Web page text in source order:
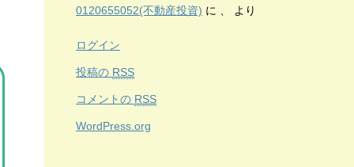
0120655052(不動産投資) に 、 より
ログイン
投稿の RSS
コメントの RSS
WordPress.org